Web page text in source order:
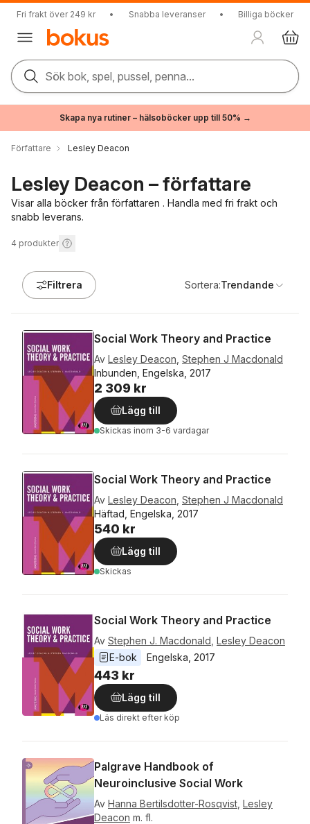
Fri frakt över 249 kr • Snabba leveranser • Billiga böcker
Sök bok, spel, pussel, penna...
Skapa nya rutiner – hälsoböcker upp till 50% →
Författare Lesley Deacon
Lesley Deacon – författare
Visar alla böcker från författaren . Handla med fri frakt och
snabb leverans.
4 produkter
Filtrera Sortera:Trendande
Social Work Theory and Practice
Av Lesley Deacon Stephen J Macdonald
Inbunden, Engelska, 2017
2 309 kr
Lägg till
Skickas inom 3-6 vardagar
Social Work Theory and Practice
Av Lesley Deacon Stephen J Macdonald
Häftad, Engelska, 2017
540 kr
Lägg till
Skickas
Social Work Theory and Practice
Av Stephen J. Macdonald Lesley Deacon
E-bok
Engelska 2017
443 kr
Lägg till
Läs direkt efter köp
Palgrave Handbook of
Neuroinclusive Social Work
Av Hanna Bertilsdotter-Rosqvist Lesley
Deacon m. fl.